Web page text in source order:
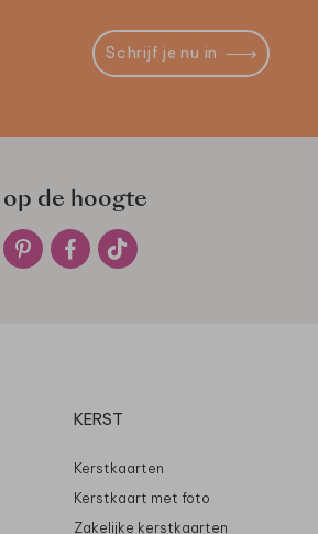
Schrijf je nu in
de hoogte
KERST
Kerstkaarten
Kerstkaart met foto
Zakelijke kerstkaarten